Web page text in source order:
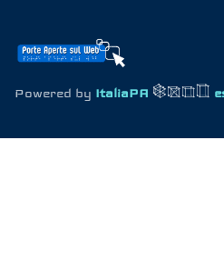
Powered by ItaliaPA